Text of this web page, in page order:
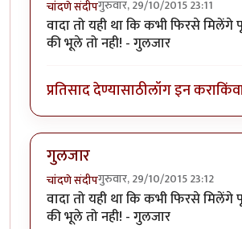
चांदणे संदीपगुरुवार, 29/10/2015 23:11
वादा तो यही था कि कभी फिरसे
की भूले तो नही! - गुलजार
प्रतिसाद देण्यासाठीलॉग इन करा
गुलजार
चांदणे संदीपगुरुवार, 29/10/2015 23:12
वादा तो यही था कि कभी फिरसे
की भूले तो नही! - गुलजार